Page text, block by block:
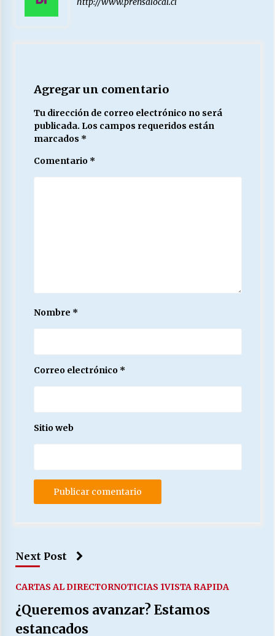
Agregar un comentario
Tu dirección de correo electrónico no será
publicada. Los campos requeridos están
marcados *
Comentario *
Nombre *
Correo electrónico *
Sitio web
Next Post
CARTAS AL DIRECTORNOTICIAS 1VISTA RAPIDA
¿Queremos avanzar? Estamos
estancados